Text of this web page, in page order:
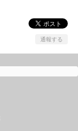
通報する